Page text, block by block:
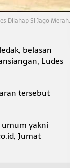
Dilahap Si Jago Merah.
belasan
Ludes
tersebut
umum yakni
Jumat